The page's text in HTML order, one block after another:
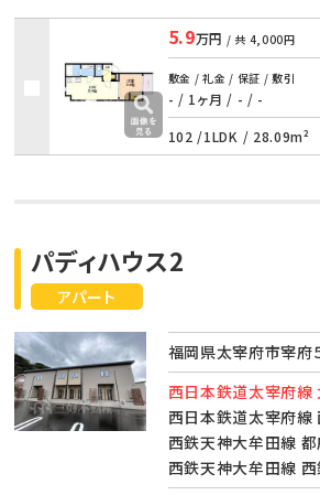
5.9万円 / 共 4,000円
敷金 / 礼金 / 保証 / 敷引
- / 1ヶ月 / - / -
102 /1LDK / 28.09m²
アパート
パディハウス2
福岡県太宰府市宰府
西日本鉄道太宰府線
西日本鉄道太宰府
西鉄天神大牟田線
西鉄天神大牟田線